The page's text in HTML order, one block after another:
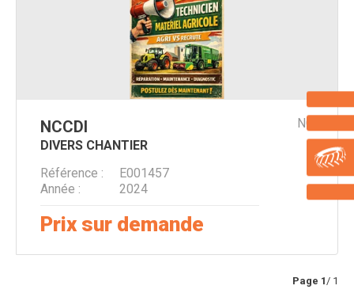
DIVERS CHANTIER
NCCDI NC
Référence
E001457
Année
2024
Prix sur demande
Page 1/ 1